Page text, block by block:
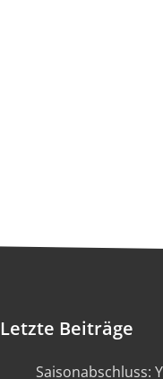
Letzte Beiträge
Saisonabschluss: